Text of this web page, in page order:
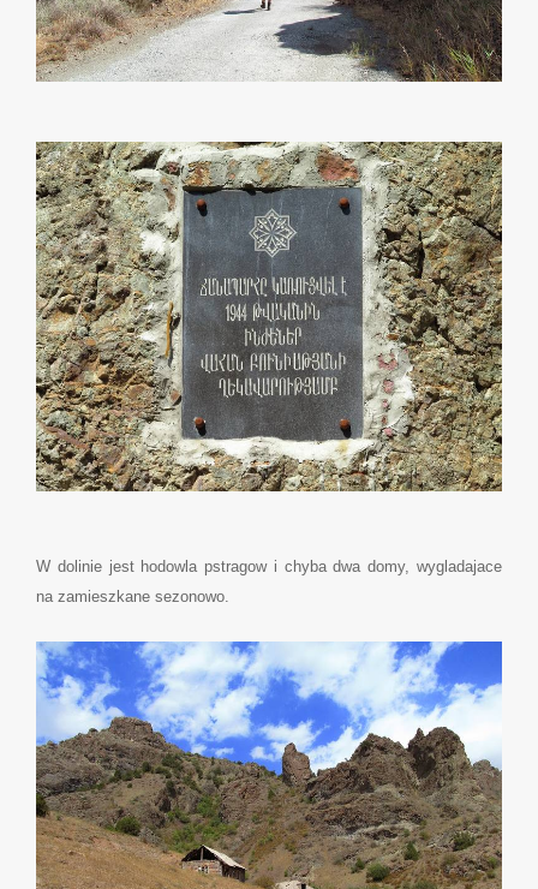
W dolinie jest hodowla pstragow i chyba dwa domy, wygladajace
na zamieszkane sezonowo.